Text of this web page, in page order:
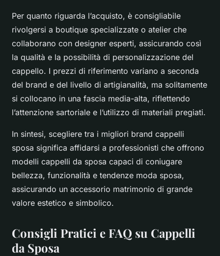
Per quanto riguarda l’acquisto, è consigliabile
rivolgersi a boutique specializzate o atelier che
collaborano con designer esperti, assicurando così
la qualità e la possibilità di personalizzazione del
cappello. I prezzi di riferimento variano a seconda
del brand e del livello di artigianalità, ma solitamente
si collocano in una fascia media-alta, riflettendo
l’attenzione sartoriale e l’utilizzo di materiali pregiati.
In sintesi, scegliere tra i migliori brand cappelli
sposa significa affidarsi a professionisti che offrono
modelli cappelli da sposa capaci di coniugare
bellezza, funzionalità e tendenze moda sposa,
assicurando un accessorio matrimonio di grande
valore estetico e simbolico.
Consigli Pratici e FAQ su Cappelli
da Sposa